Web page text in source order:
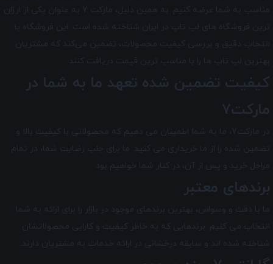
مناسب به شما عرضه کنیم. به همین دلیل، مارکت 7 به عنوان یکی از ارزان
ترین فروشگاه های لپ تاپ در ایران شناخته شده است. این فروشگاه با
انتخاب دقیق و بررسی کیفیت محصولات، تضمین می‌کند که مشتریان
بهترین لپ تاپ ها را با مناسب ترین قیمت دریافت کنند.
کیفیت تضمین شده تعهد ما به شما در
مارکت7
در مارکت7 ، ما به شما اطمینان می دهیم که محصولاتی با کیفیت بالا و
تضمین شده را از ما خریداری می کنید. ما برای جلب رضایت شما، در تمام
مراحل خرید و پس از آن، در کنار شما خواهیم بود.
برندهای معتبر
ما با دقت و وسواس، بهترین برندهای موجود در بازار را برای ارائه به شما
انتخاب می کنیم. برندهایی که به خاطر کیفیت و کارایی محصولاتشان
شناخته شده اند و سابقه درخشانی در ارائه خدمات به مشتریان دارند.